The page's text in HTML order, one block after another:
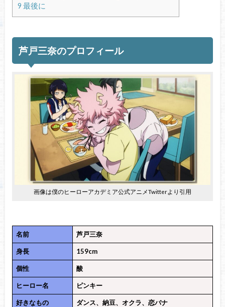
9 最後に
芦戸三奈のプロフィール
画像は僕のヒーローアカデミア公式アニメTwitterより引用
名前 芦戸三奈
身長 159cm
個性 酸
ヒーロー名 ピンキー
好きなもの ダンス、納豆、オクラ、恋バナ